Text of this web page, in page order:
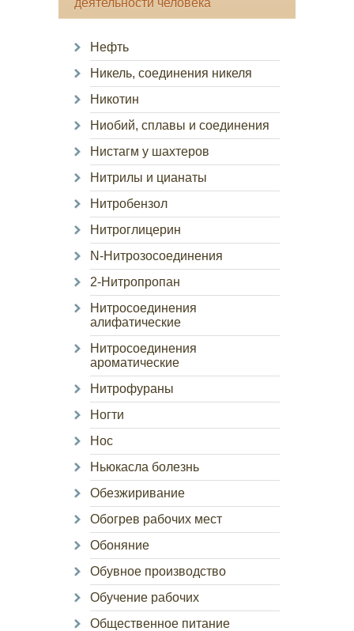
деятельности человека
Нефть
Никель, соединения никеля
Никотин
Ниобий, сплавы и соединения
Нистагм у шахтеров
Нитрилы и цианаты
Нитробензол
Нитроглицерин
N-Нитрозосоединения
2-Нитропропан
Нитросоединения
алифатические
Нитросоединения
ароматические
Нитрофураны
Ногти
Нос
Ньюкасла болезнь
Обезжиривание
Обогрев рабочих мест
Обоняние
Обувное производство
Обучение рабочих
Общественное питание